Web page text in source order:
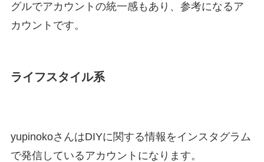
グルでアカウントの統一感もあり、参考になるア
カウントです。
ライフスタイル系
yupinokoさんはDIYに関する情報をインスタグラム
で発信しているアカウントになります。